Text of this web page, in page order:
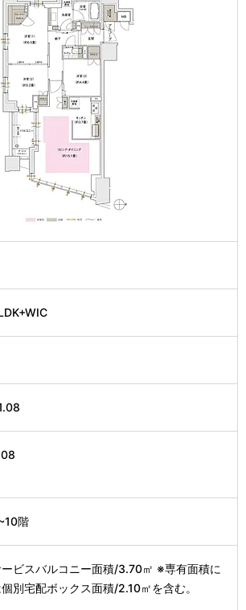
階
ビスバルコニー面積/3.70㎡ ※専有面積に
別宅配ボックス面積/2.10㎡を含む。